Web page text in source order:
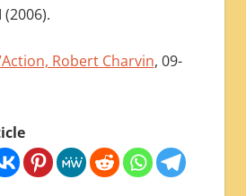
(2006).
Robert Charvin, 09-